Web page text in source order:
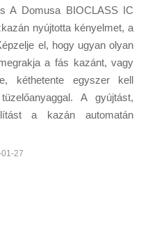
A Domusa BIOCLASS IC
nyújtotta kényelmet, a
el, hogy ugyan olyan
a fás kazánt, vagy
kéthetente egyszer kell
A gyújtást,
a kazán automatán
27